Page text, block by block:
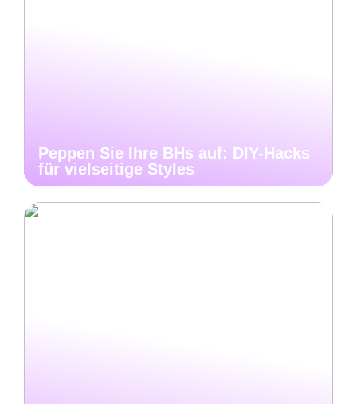
Peppen Sie Ihre BHs auf: DIY-Hacks
für vielseitige Styles